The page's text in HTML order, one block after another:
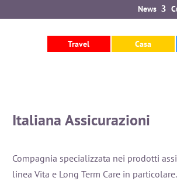
del portale Quantum
News
Travel Casa
Italiana Assicurazioni
Compagnia specializzata nei prodotti
linea Vita e Long Term Care in